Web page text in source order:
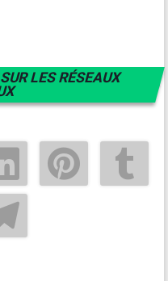
LES RÉSEAUX